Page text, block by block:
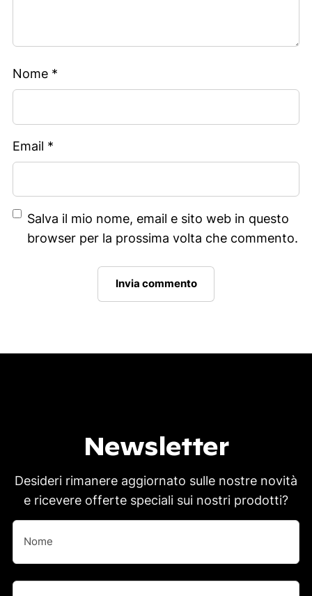
Nome *
Email *
Salva il mio nome, email e sito web in questo
browser per la prossima volta che commento.
Newsletter
Desideri rimanere aggiornato sulle nostre novità
e ricevere offerte speciali sui nostri prodotti?
Nome
Nome